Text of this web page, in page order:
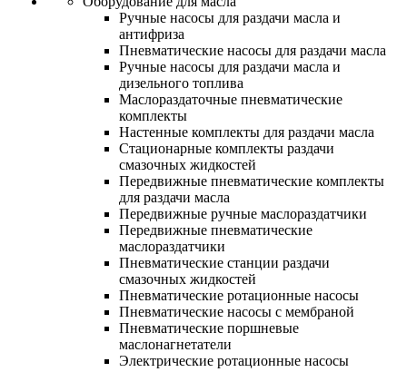
Ручные насосы для раздачи масла и
антифриза
Пневматические насосы для раздачи масла
Ручные насосы для раздачи масла и
дизельного топлива
Маслораздаточные пневматические
комплекты
Настенные комплекты для раздачи масла
Стационарные комплекты раздачи
смазочных жидкостей
Передвижные пневматические комплекты
для раздачи масла
Передвижные ручные маслораздатчики
Передвижные пневматические
маслораздатчики
Пневматические станции раздачи
смазочных жидкостей
Пневматические ротационные насосы
Пневматические насосы с мембраной
Пневматические поршневые
маслонагнетатели
Электрические ротационные насосы